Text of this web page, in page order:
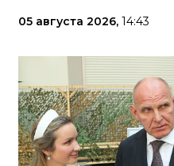
05 августа 2026, 14:43